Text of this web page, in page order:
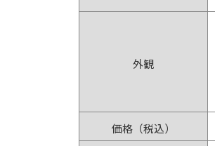
外観
価格（税込）